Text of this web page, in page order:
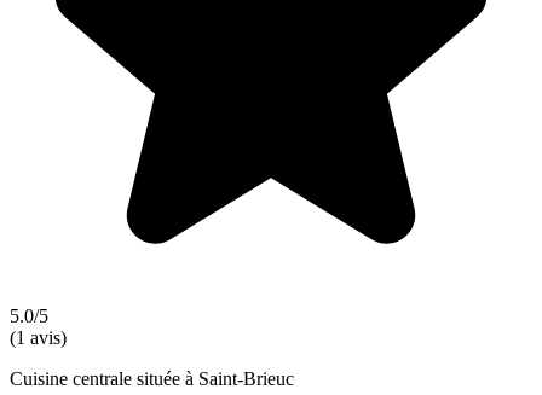
5.0/5
(1 avis)
Cuisine centrale située à Saint-Brieuc